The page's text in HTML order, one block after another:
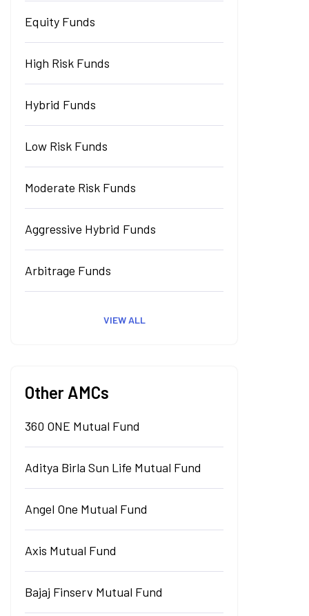
Equity Funds
High Risk Funds
Hybrid Funds
Low Risk Funds
Moderate Risk Funds
Aggressive Hybrid Funds
Arbitrage Funds
VIEW ALL
Other AMCs
360 ONE Mutual Fund
Aditya Birla Sun Life Mutual Fund
Angel One Mutual Fund
Axis Mutual Fund
Bajaj Finserv Mutual Fund